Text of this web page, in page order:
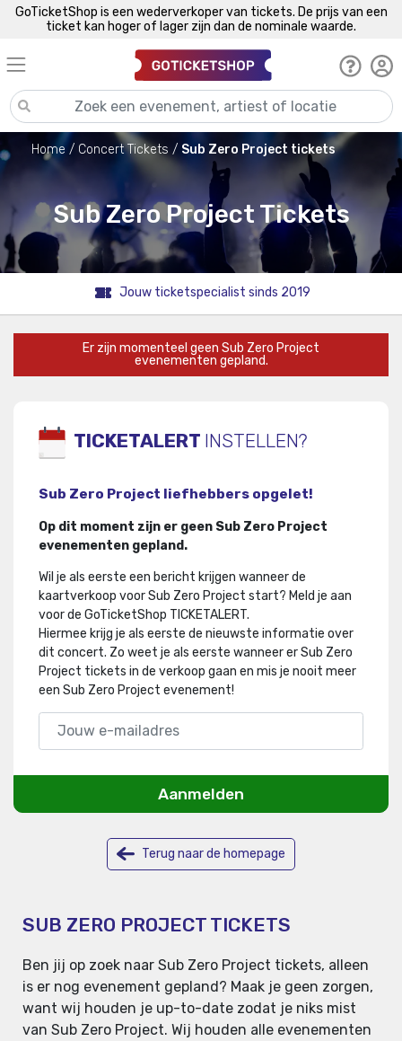
GoTicketShop is een wederverkoper van tickets. De prijs van een
ticket kan hoger of lager zijn dan de nominale waarde.
Home Concert Tickets Sub Zero Project tickets
Sub Zero Project Tickets
Jouw ticketspecialist sinds 2019
Er zijn momenteel geen Sub Zero Project
evenementen gepland.
TICKETALERT INSTELLEN?
Sub Zero Project liefhebbers opgelet!
Op dit moment zijn er geen Sub Zero Project
evenementen gepland.
Wil je als eerste een bericht krijgen wanneer de
kaartverkoop voor Sub Zero Project start? Meld je aan
voor de GoTicketShop TICKETALERT.
Hiermee krijg je als eerste de nieuwste informatie over
dit concert. Zo weet je als eerste wanneer er Sub Zero
Project tickets in de verkoop gaan en mis je nooit meer
een Sub Zero Project evenement!
Aanmelden
Terug naar de homepage
SUB ZERO PROJECT TICKETS
Ben jij op zoek naar Sub Zero Project tickets, alleen
is er nog evenement gepland? Maak je geen zorgen,
want wij houden je up-to-date zodat je niks mist
van Sub Zero Project. Wij houden alle evenementen